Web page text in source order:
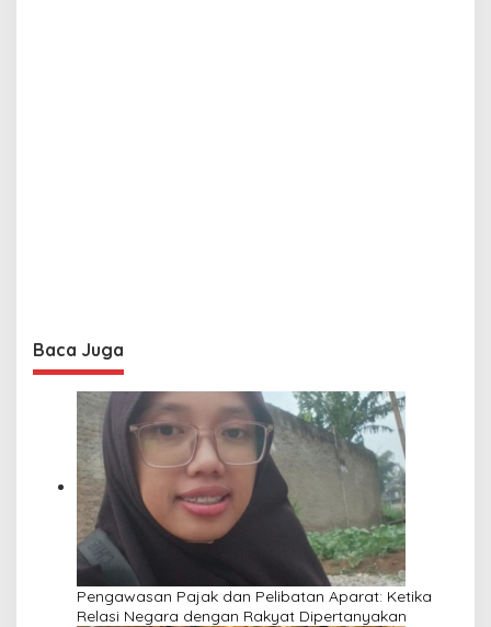
Baca Juga
Pengawasan Pajak dan Pelibatan Aparat: Ketika
Relasi Negara dengan Rakyat Dipertanyakan